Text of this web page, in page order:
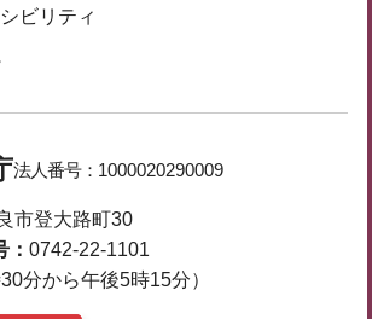
ビリティ
法人番号： 1000020290009
市登大路町30
0742-22-1101
分から午後5時15分）